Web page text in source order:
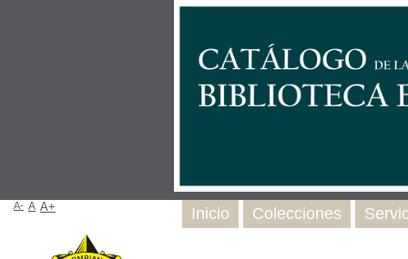
Inicio Colecciones
A- A A+